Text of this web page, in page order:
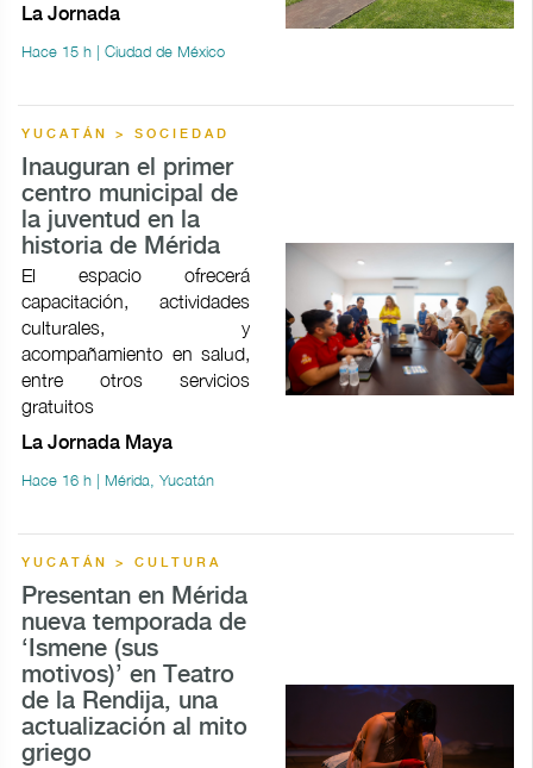
La Jornada
Hace 15 h | Ciudad de México
YUCATÁN > SOCIEDAD
Inauguran el primer
centro municipal de
la juventud en la
historia de Mérida
El espacio ofrecerá
capacitación, actividades
culturales, y
acompañamiento en salud,
entre otros servicios
gratuitos
La Jornada Maya
Hace 16 h | Mérida, Yucatán
YUCATÁN > CULTURA
Presentan en Mérida
nueva temporada de
‘Ismene (sus
motivos)’ en Teatro
de la Rendija, una
actualización al mito
griego